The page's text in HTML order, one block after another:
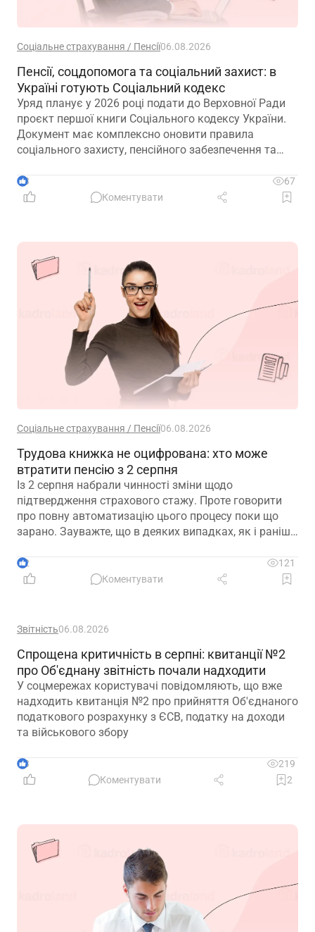
Соціальне страхування / Пенсії06.08.2026
Пенсії, соцдопомога та соціальний захист: в
Україні готують Соціальний кодекс
Уряд планує у 2026 році подати до Верховної Ради
проєкт першої книги Соціального кодексу України.
Документ має комплексно оновити правила
соціального захисту, пенсійного забезпечення та
близько 100 законодавчих актів із правом ЄС
3
67
Коментувати
Соціальне страхування / Пенсії06.08.2026
Трудова книжка не оцифрована: хто може
втратити пенсію з 2 серпня
Із 2 серпня набрали чинності зміни щодо
підтвердження страхового стажу. Проте говорити
про повну автоматизацію цього процесу поки що
зарано. Зауважте, що в деяких випадках, як і раніше,
підтвердження стажу і призначення пенсії
2
121
Коментувати
Звітність06.08.2026
Спрощена критичність в серпні: квитанції №2
про Об'єднану звітність почали надходити
У соцмережах користувачі повідомляють, що вже
надходить квитанція №2 про прийняття Об'єднаного
податкового розрахунку з ЄСВ, податку на доходи
та військового збору
3
219
Коментувати
2